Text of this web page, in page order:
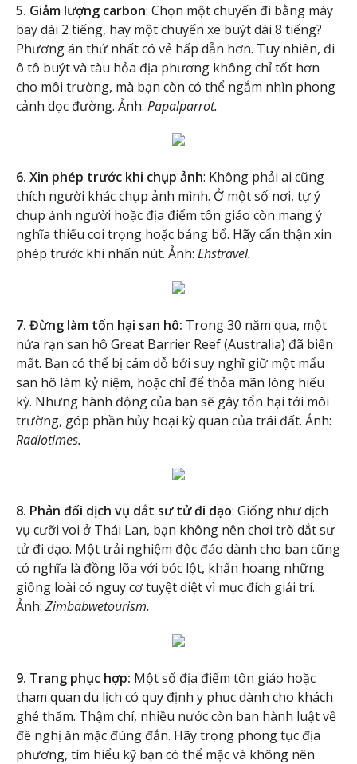
5. Giảm lượng carbon: Chọn một chuyến đi bằng máy
bay dài 2 tiếng, hay một chuyến xe buýt dài 8 tiếng?
Phương án thứ nhất có vẻ hấp dẫn hơn. Tuy nhiên, đi
ô tô buýt và tàu hỏa địa phương không chỉ tốt hơn
cho môi trường, mà bạn còn có thể ngắm nhìn phong
cảnh dọc đường. Ảnh: Papalparrot.
6. Xin phép trước khi chụp ảnh: Không phải ai cũng
thích người khác chụp ảnh mình. Ở một số nơi, tự ý
chụp ảnh người hoặc địa điểm tôn giáo còn mang ý
nghĩa thiếu coi trọng hoặc báng bổ. Hãy cẩn thận xin
phép trước khi nhấn nút. Ảnh: Ehstravel.
7. Đừng làm tổn hại san hô: Trong 30 năm qua, một
nửa rạn san hô Great Barrier Reef (Australia) đã biến
mất. Bạn có thể bị cám dỗ bởi suy nghĩ giữ một mẩu
san hô làm kỷ niệm, hoặc chỉ để thỏa mãn lòng hiếu
kỳ. Nhưng hành động của bạn sẽ gây tổn hại tới môi
trường, góp phần hủy hoại kỳ quan của trái đất. Ảnh:
Radiotimes.
8. Phản đối dịch vụ dắt sư tử đi dạo: Giống như dịch
vụ cưỡi voi ở Thái Lan, bạn không nên chơi trò dắt sư
tử đi dạo. Một trải nghiệm độc đáo dành cho bạn cũng
có nghĩa là đồng lõa với bóc lột, khẩn hoang những
giống loài có nguy cơ tuyệt diệt vì mục đích giải trí.
Ảnh: Zimbabwetourism.
9. Trang phục hợp: Một số địa điểm tôn giáo hoặc
tham quan du lịch có quy định y phục dành cho khách
ghé thăm. Thậm chí, nhiều nước còn ban hành luật về
đề nghị ăn mặc đúng đắn. Hãy trọng phong tục địa
phương, tìm hiểu kỹ bạn có thể mặc và không nên